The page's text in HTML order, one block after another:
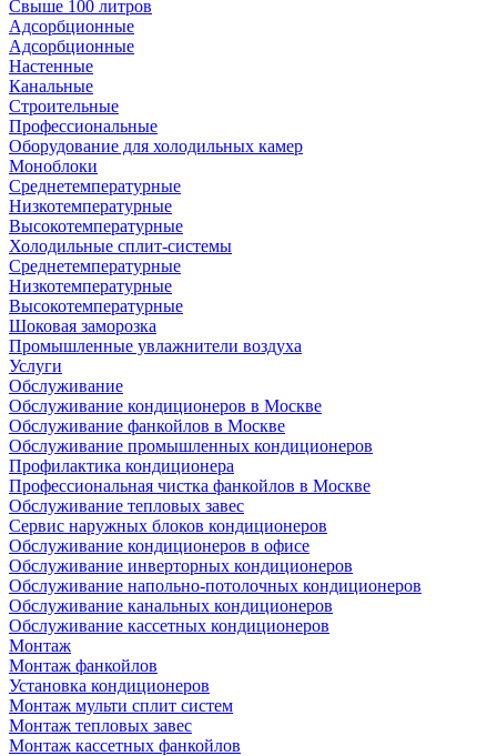
Свыше 100 литров
Адсорбционные
Адсорбционные
Настенные
Канальные
Строительные
Профессиональные
Оборудование для холодильных камер
Моноблоки
Среднетемпературные
Низкотемпературные
Высокотемпературные
Холодильные сплит-системы
Среднетемпературные
Низкотемпературные
Высокотемпературные
Шоковая заморозка
Промышленные увлажнители воздуха
Услуги
Обслуживание
Обслуживание кондиционеров в Москве
Обслуживание фанкойлов в Москве
Обслуживание промышленных кондиционеров
Профилактика кондиционера
Профессиональная чистка фанкойлов в Москве
Обслуживание тепловых завес
Сервис наружных блоков кондиционеров
Обслуживание кондиционеров в офисе
Обслуживание инверторных кондиционеров
Обслуживание напольно-потолочных кондиционеров
Обслуживание канальных кондиционеров
Обслуживание кассетных кондиционеров
Монтаж
Монтаж фанкойлов
Установка кондиционеров
Монтаж мульти сплит систем
Монтаж тепловых завес
Монтаж кассетных фанкойлов